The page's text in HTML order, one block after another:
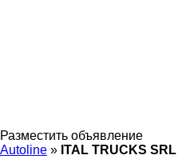
Разместить объявление
Autoline » ITAL TRUCKS SRL